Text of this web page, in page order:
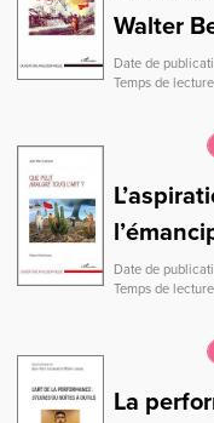
Walter
Date de
Temps de
Date de
Temps de
La